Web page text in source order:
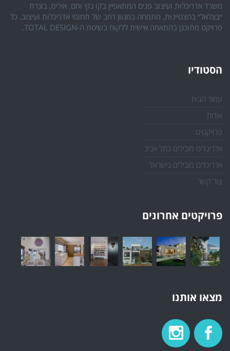
משרד אדריכלות ועיצוב פנים המתאפיין בקו נקי וחם. איריס, בוגרת
״בצלאל״ בהצטיינות, מתמחה במגוון רחב של תחומי אדריכלות ועיצוב. כל
פרויקט מתוכנן בהתאמה אישית ללקוח בשיטת ה-TOTAL DESIGN.
הסטודיו
עמוד הבית
אודות
פרויקטים
אדריכלים מובילים בתל אביב
אדריכלים מובילים בישראל
צור קשר
פרויקטים אחרונים
מצאו אותנו